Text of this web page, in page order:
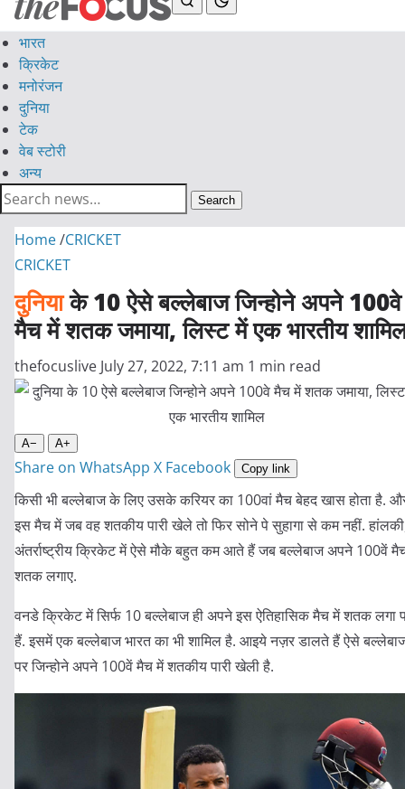
भारत
क्रिकेट
मनोरंजन
दुनिया
टेक
वेब स्टोरी
अन्य
Search
Home/CRICKET
CRICKET
दुनियाके 10 ऐसे बल्लेबाज जिन्होने अपने 100वे
मैच में शतक जमाया, लिस्ट में एक भारतीय
thefocuslive July 27, 2022, 7:11 am 1 min read
A− A+
Share on WhatsApp X Facebook Copy link
किसी भी बल्लेबाज के लिए उसके करियर का 100वां मैच बेहद खास होता है.
इस मैच में जब वह शतकीय पारी खेले तो फिर सोने पे सुहागा से कम नहीं.
अंतर्राष्ट्रीय क्रिकेट में ऐसे मौके बहुत कम आते हैं जब बल्लेबाज अपने 100वें
शतक लगाए.
वनडे क्रिकेट में सिर्फ 10 बल्लेबाज ही अपने इस ऐतिहासिक मैच में शतक लगा
हैं. इसमें एक बल्लेबाज भारत का भी शामिल है. आइये नज़र डालते हैं ऐसे
पर जिन्होने अपने 100वें मैच में शतकीय पारी खेली है.